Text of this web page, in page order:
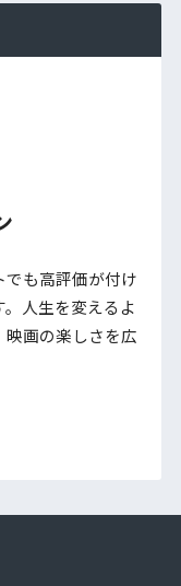
も高評価が付け
人生を変えるよ
映画の楽しさを広